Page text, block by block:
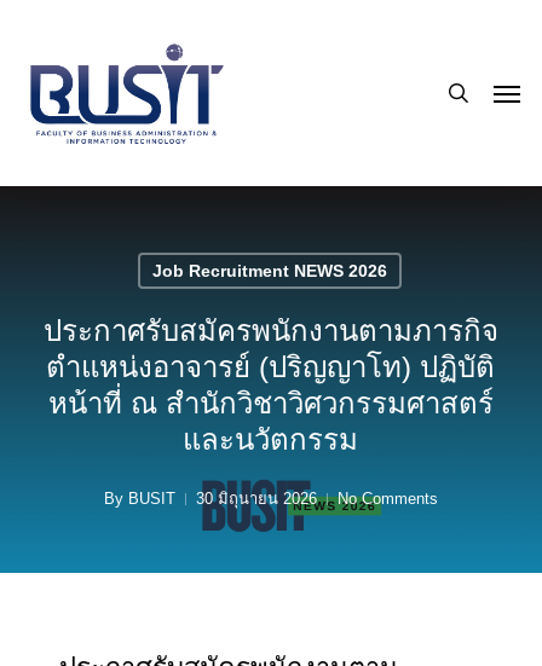
main
content
Job Recruitment NEWS 2026
ประกาศรับสมัครพนักงานตามภารกิจ
ตำแหน่งอาจารย์ (ปริญญาโท) ปฏิบัติ
หน้าที่ ณ สำนักวิชาวิศวกรรมศาสตร์
และนวัตกรรม
By BUSIT 30 มิถุนายน 2026 No Comments